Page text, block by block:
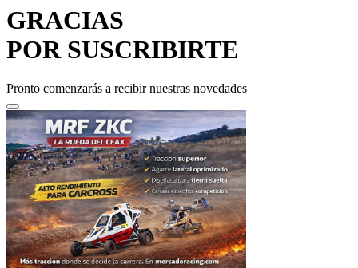
GRACIAS
POR SUSCRIBIRTE
Pronto comenzarás a recibir nuestras novedades